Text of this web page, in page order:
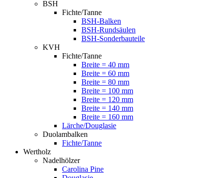
BSH
Fichte/Tanne
BSH-Balken
BSH-Rundsäulen
BSH-Sonderbauteile
KVH
Fichte/Tanne
Breite = 40 mm
Breite = 60 mm
Breite = 80 mm
Breite = 100 mm
Breite = 120 mm
Breite = 140 mm
Breite = 160 mm
Lärche/Douglasie
Duolambalken
Fichte/Tanne
Wertholz
Nadelhölzer
Carolina Pine